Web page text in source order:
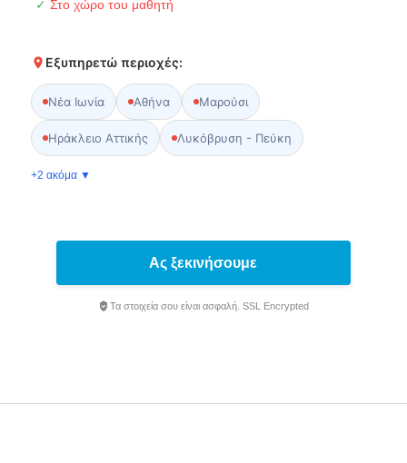
✓ Στο χώρο του μαθητή
Εξυπηρετώ περιοχές:
Νέα Ιωνία Αθήνα Μαρούσι
Ηράκλειο Αττικής Λυκόβρυση - Πεύκη
+2 ακόμα ▼
Ας ξεκινήσουμε
Τα στοιχεία σου είναι ασφαλή. SSL Encrypted